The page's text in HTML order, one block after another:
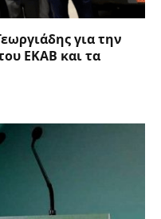
για την
ΕΚΑΒ και τα